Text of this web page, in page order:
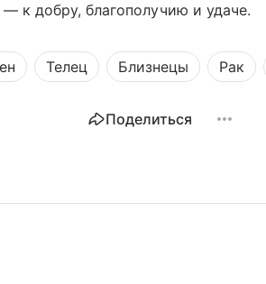
к добру, благополучию и удаче.
Телец Близнецы Рак
Поделиться